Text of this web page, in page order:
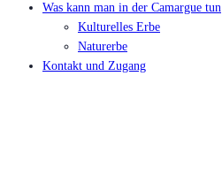
Was kann man in der Camargue tun
Kulturelles Erbe
Naturerbe
Kontakt und Zugang